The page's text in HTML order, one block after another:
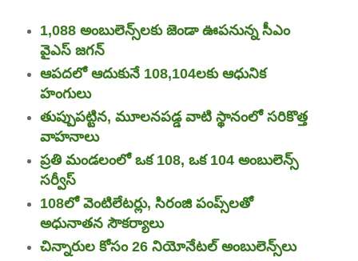
1,088 అంబులెన్స్‌లకు జెండా ఊపనున్న సీఎం
వైఎస్‌ జగన్‌
ఆపదలో ఆదుకునే 108,104లకు ఆధునిక
హంగులు
తుప్పుపట్టిన, మూలనపడ్డ వాటి స్థానంలో సరికొత్త
వాహనాలు
ప్రతి మండలంలో ఒక 108, ఒక 104 అంబులెన్స్‌
సర్వీస్‌
108లో వెంటిలేటర్లు, సిరంజి పంప్స్‌లతో
అధునాతన సౌకర్యాలు
చిన్నారుల కోసం 26 నియోనేటల్‌ అంబులెన్స్‌లు